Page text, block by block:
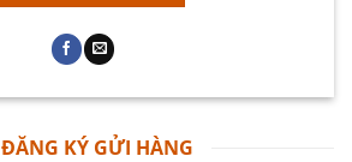
ĐĂNG KÝ GỬI HÀNG